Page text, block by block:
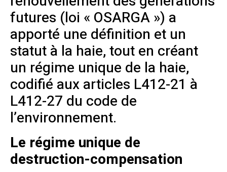
futures (loi « OSARGA ») a
apporté une définition et un
statut à la haie, tout en créant
un régime unique de la haie,
codifié aux articles L412-21 à
L412-27 du code de
l’environnement.
Le régime unique de
destruction-compensation